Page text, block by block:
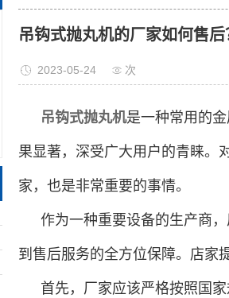
吊钩式抛丸机的厂家如何售后
2023-05-24 次
吊钩式抛丸机是一种常用的
果显著，深受广大用户的青睐。
家，也是非常重要的事情。
作为一种重要设备的生产商
到售后服务的全方位保障。店家
首先，厂家应该严格按照国